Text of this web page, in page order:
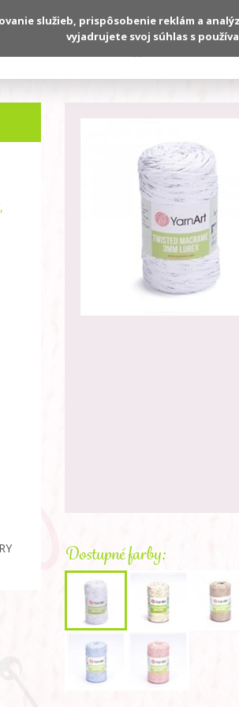
O nás Produkty VOP
Dostupné farby:
služieb, prispôsobenie reklám a
vyjadrujete svoj súhlas s